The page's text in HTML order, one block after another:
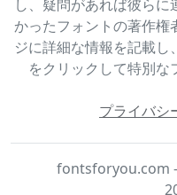
し、疑問があれば彼ら
かったフォントの著作権
ジに詳細な情報を記載
をクリックして特別な
プライバシ
fontsforyou.com